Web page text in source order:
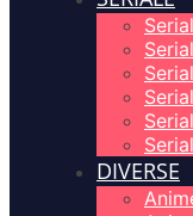
DIVERSE